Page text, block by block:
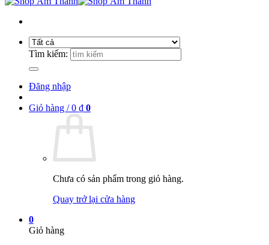
Tìm kiếm:
Đăng nhập
Giỏ hàng /0 ₫ 0
Chưa có sản phẩm trong giỏ hàng.
Quay trở lại cửa hàng
0
Giỏ hàng